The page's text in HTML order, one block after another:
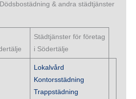
& andra städtjänster
Städtjänster för företag
i Södertälje
Lokalvård
Kontorsstädning
Trappstädning